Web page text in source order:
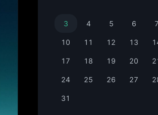
3 4 5 6 7
10 11 12 13
17 18 19 20
24 25 26 27
31